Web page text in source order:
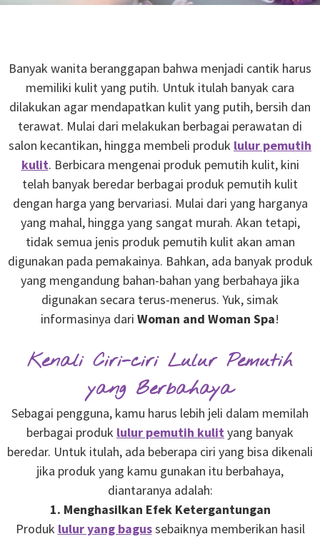
Banyak wanita beranggapan bahwa menjadi cantik harus
memiliki kulit yang putih. Untuk itulah banyak cara
dilakukan agar mendapatkan kulit yang putih, bersih dan
terawat. Mulai dari melakukan berbagai perawatan di
salon kecantikan, hingga membeli produk lulur pemutih
kulit. Berbicara mengenai produk pemutih kulit, kini
telah banyak beredar berbagai produk pemutih kulit
dengan harga yang bervariasi. Mulai dari yang harganya
yang mahal, hingga yang sangat murah. Akan tetapi,
tidak semua jenis produk pemutih kulit akan aman
digunakan pada pemakainya. Bahkan, ada banyak produk
yang mengandung bahan-bahan yang berbahaya jika
digunakan secara terus-menerus. Yuk, simak
informasinya dari Woman and Woman Spa!
Kenali Ciri-ciri Lulur Pemutih
yang Berbahaya
Sebagai pengguna, kamu harus lebih jeli dalam memilah
berbagai produk lulur pemutih kulityang banyak
beredar. Untuk itulah, ada beberapa ciri yang bisa dikenali
jika produk yang kamu gunakan itu berbahaya,
diantaranya adalah:
1. Menghasilkan Efek Ketergantungan
Produk lulur yang bagussebaiknya memberikan hasil